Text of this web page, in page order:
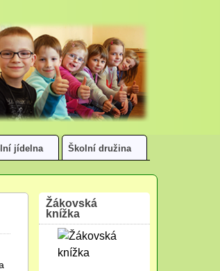
jídelna Školní družina
Žákovská
knížka